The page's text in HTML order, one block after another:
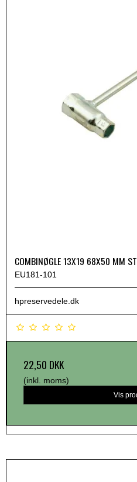
COMBINØGLE 13X19 68X50 MM
EU181-101
hpreservedele.dk
22,50 DKK
(inkl. moms)
Vis